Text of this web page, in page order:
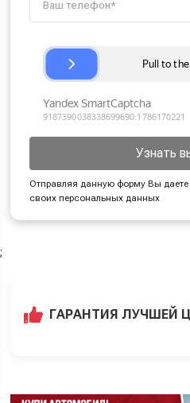
Узнать
Отправляя данную форму Вы
своих персональных данных
;
ГАРАНТИЯ ЛУЧШЕЙ